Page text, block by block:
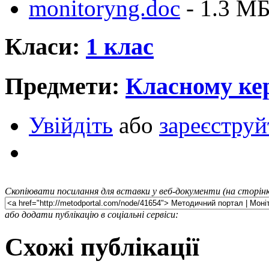
monitoryng.doc - 1.3
Класи: 1 клас
Предмети: Класному
Увійдіть або
Скопіювати посилання для вставки у веб-документи (на
або додати публікацію в соціальні сервіси:
Схожі публікації